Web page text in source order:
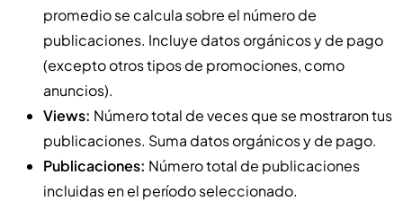
promedio se calcula sobre el número de
publicaciones. Incluye datos orgánicos y de pago
(excepto otros tipos de promociones, como
anuncios).
Views: Número total de veces que se mostraron tus
publicaciones. Suma datos orgánicos y de pago.
Publicaciones: Número total de publicaciones
incluidas en el período seleccionado.